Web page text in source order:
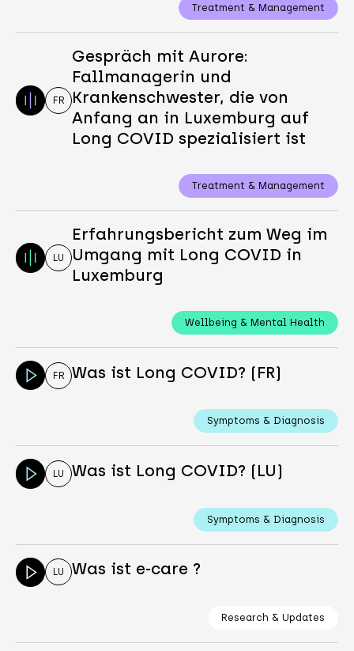
Treatment & Management
FR
Gespräch mit Aurore:
Fallmanagerin und
Krankenschwester, die von
Anfang an in Luxemburg auf
Long COVID spezialisiert ist
Treatment & Management
LU
Erfahrungsbericht zum Weg im
Umgang mit Long COVID in
Luxemburg
Wellbeing & Mental Health
FR Was ist Long COVID? (FR)
Symptoms & Diagnosis
LU Was ist Long COVID? (LU)
Symptoms & Diagnosis
LU Was ist e-care ?
Research & Updates